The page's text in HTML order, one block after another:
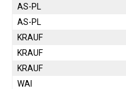
AS-PL
AS-PL
KRAUF
KRAUF
KRAUF
WAI